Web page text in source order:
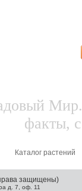
Мир.
факты,
Каталог растений
защищены)
д. 7, оф. 11